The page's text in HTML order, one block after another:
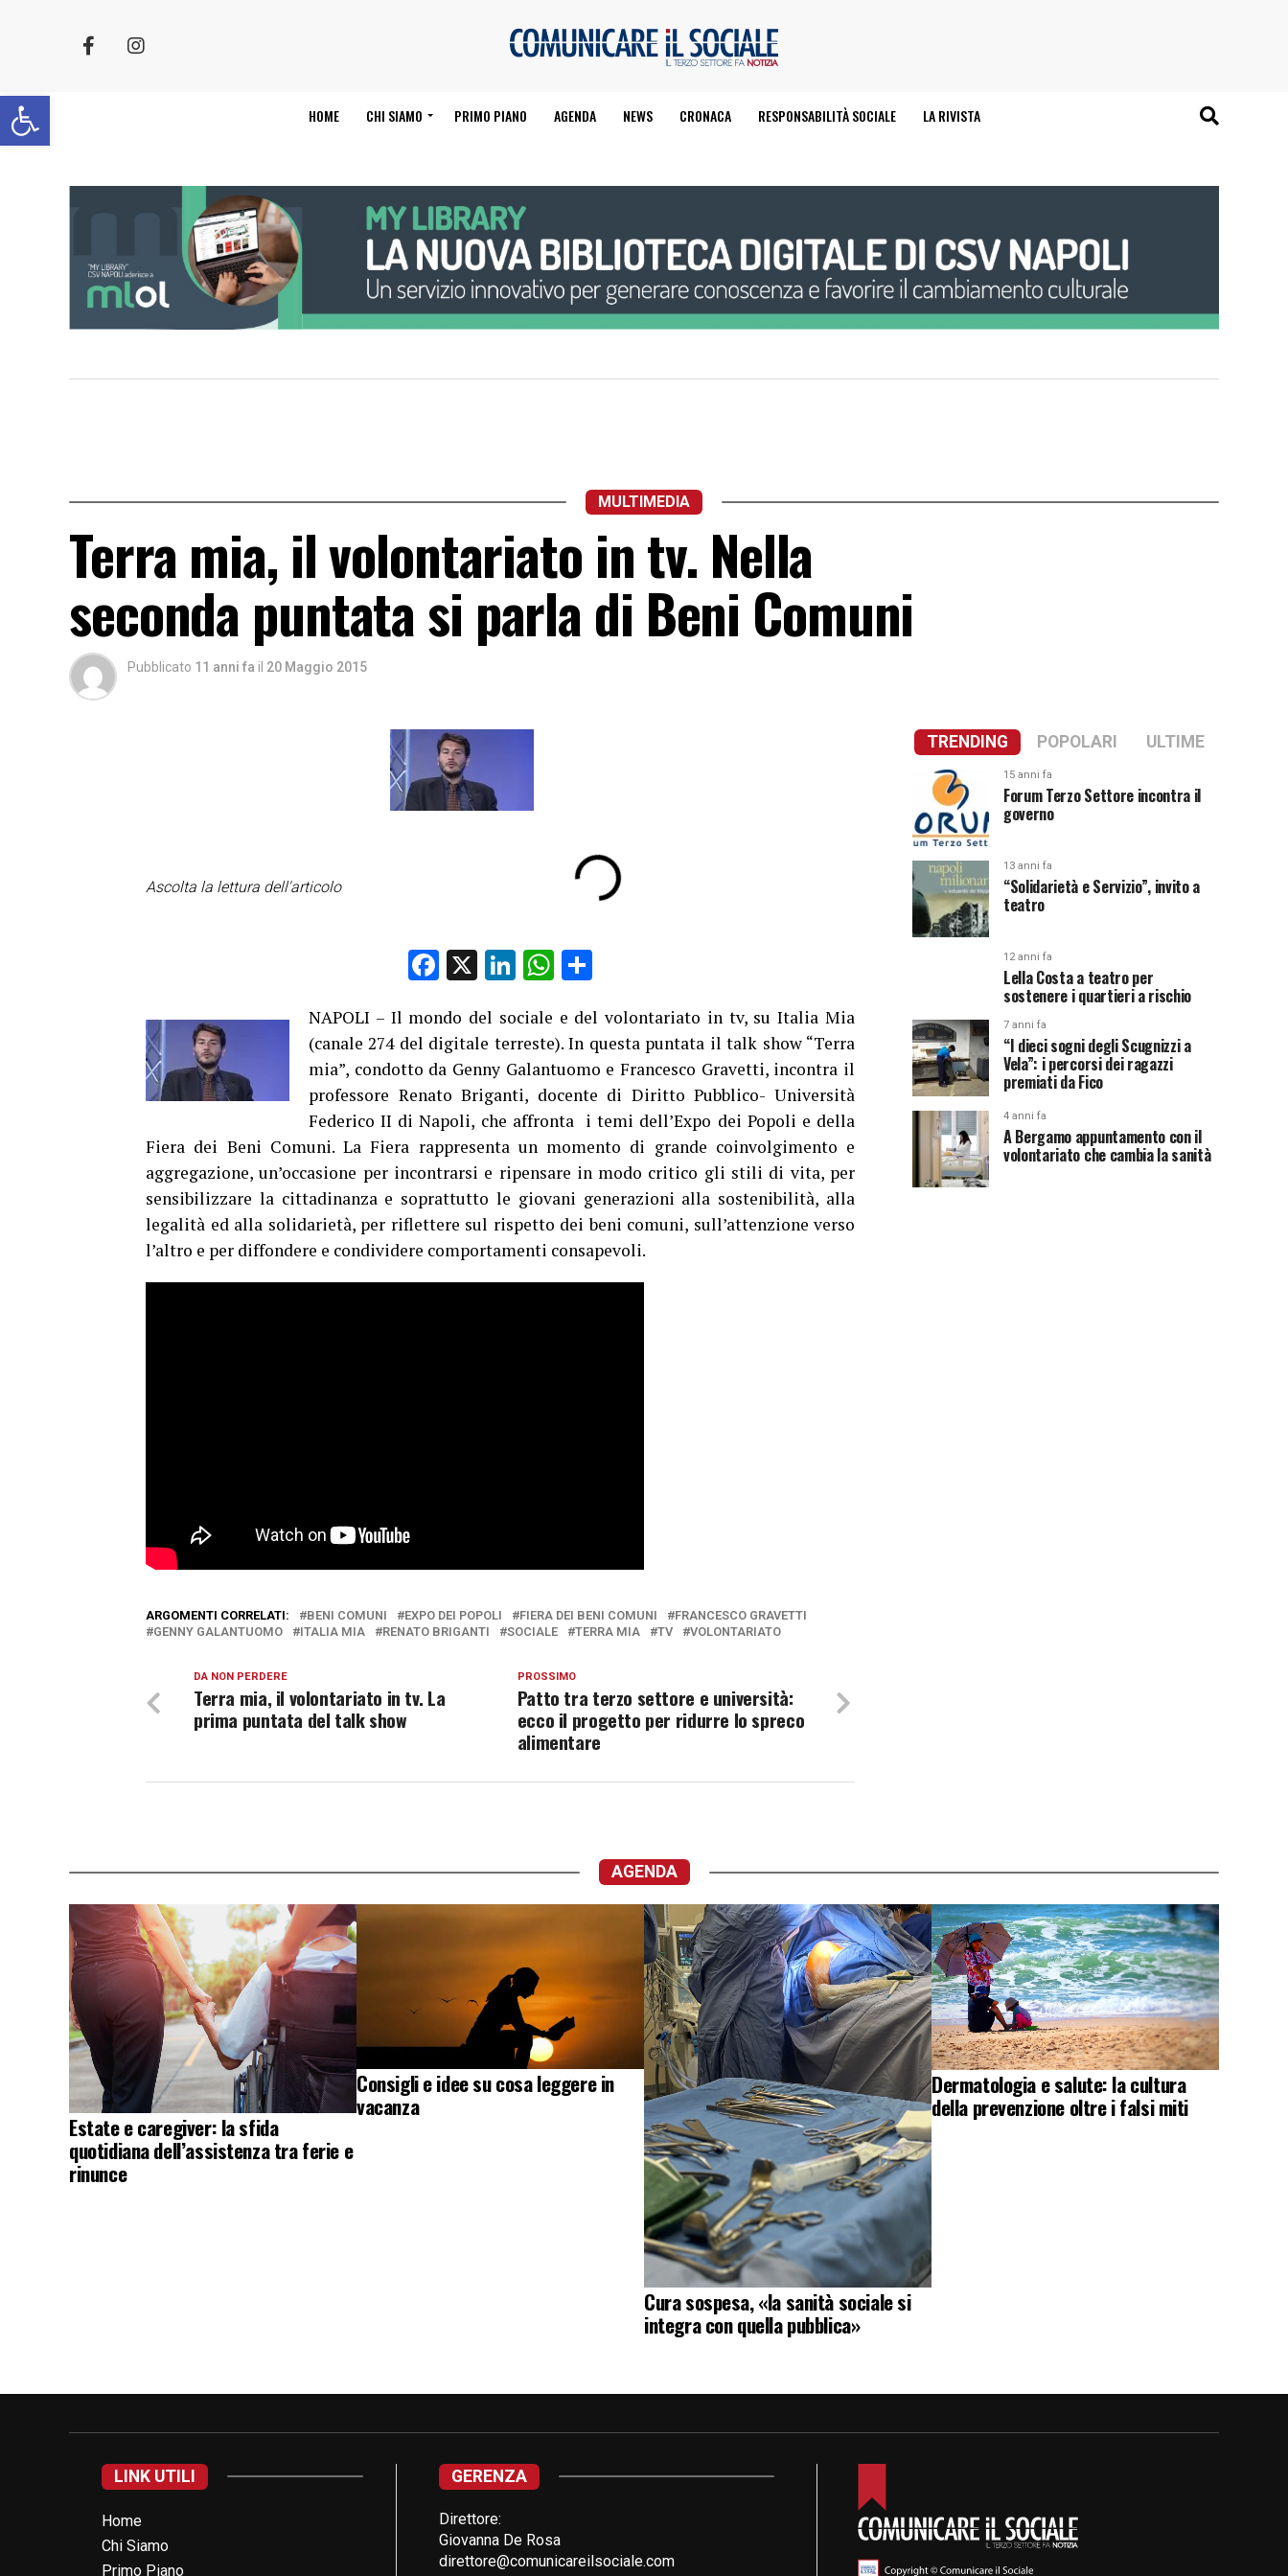
Apri la barra degli strumenti HOME CHI SIAMO PRIMO PIANO AGENDA NEWS CRONACA RESPONSABILITÀ SOCIALE LA RIVISTA
MULTIMEDIA
Terra mia, il volontariato in tv. Nella
seconda puntata si parla di Beni Comuni
Pubblicato 11 anni fa il 20 Maggio 2015
Ascolta la lettura dell'articolo
Facebook
X LinkedIn
WhatsApp
NAPOLI – Il mondo del sociale e del volontariato in tv, su Italia Mia
(canale 274 del digitale terreste). In questa puntata il talk show “Terra
mia”, condotto da Genny Galantuomo e Francesco Gravetti, incontra il
professore Renato Briganti, docente di Diritto Pubblico- Università
Federico II di Napoli, che affronta i temi dell’Expo dei Popoli e della
Fiera dei Beni Comuni. La Fiera rappresenta un momento di grande coinvolgimento e
aggregazione, un’occasione per incontrarsi e ripensare in modo critico gli stili di vita, per
sensibilizzare la cittadinanza e soprattutto le giovani generazioni alla sostenibilità, alla
legalità ed alla solidarietà, per riflettere sul rispetto dei beni comuni, sull’attenzione verso
l’altro e per diffondere e condividere comportamenti consapevoli.
ARGOMENTI CORRELATI: BENI COMUNI EXPO DEI POPOLI FIERA DEI BENI COMUNI
FRANCESCO GRAVETTI
GENNY GALANTUOMO
ITALIA MIA RENATO BRIGANTI SOCIALE TERRA MIA TV VOLONTARIATO
PROSSIMO
Patto tra terzo settore e università:
ecco il progetto per ridurre lo spreco
alimentare
DA NON PERDERE
Terra mia, il volontariato in tv. La
prima puntata del talk show
TRENDING POPOLARI ULTIME
15 anni fa
Forum Terzo Settore incontra il
governo
13 anni fa
“Solidarietà e Servizio”, invito a
teatro
12 anni fa
Lella Costa a teatro per
sostenere i quartieri a rischio
7 anni fa
“I dieci sogni degli Scugnizzi a
Vela”: i percorsi dei ragazzi
premiati da Fico
4 anni fa
A Bergamo appuntamento con il
volontariato che cambia la sanità
AGENDA
Estate e caregiver: la sfida
quotidiana dell’assistenza tra ferie e
rinunce
Consigli e idee su cosa leggere in
vacanza
Cura sospesa, «la sanità sociale si
integra con quella pubblica»
Dermatologia e salute: la cultura
della prevenzione oltre i falsi miti
LINK UTILI
Home
Chi Siamo
Primo Piano
GERENZA
Direttore:
Giovanna De Rosa
direttore@comunicareilsociale.com